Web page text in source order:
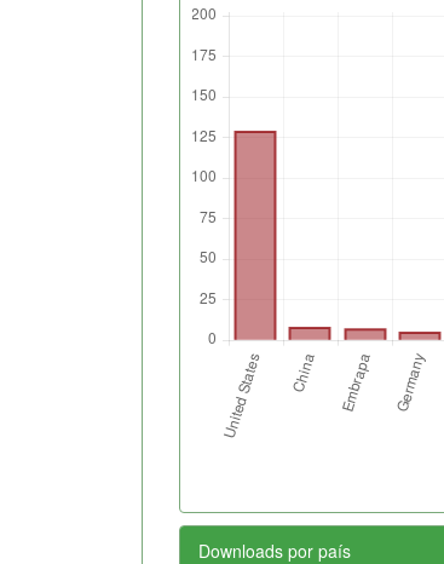
Downloads por país